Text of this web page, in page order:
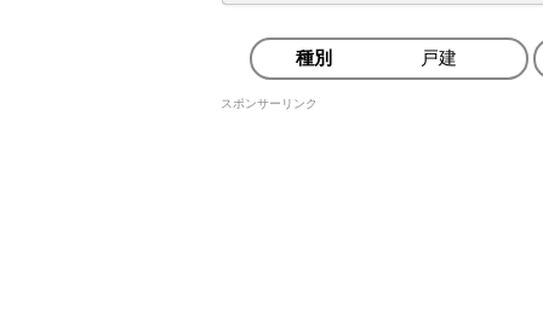
種別 戸建
スポンサーリンク